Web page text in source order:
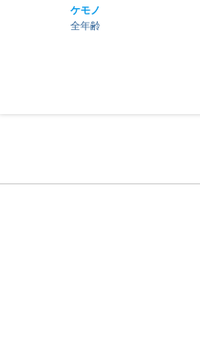
コーギーハウス
魂これ